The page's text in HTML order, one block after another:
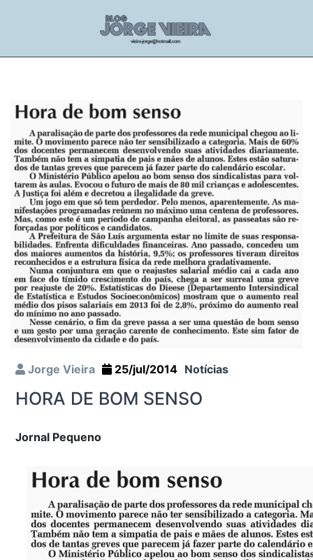
Jorge Vieira 25/jul/2014 Notícias
HORA DE BOM SENSO
Jornal Pequeno